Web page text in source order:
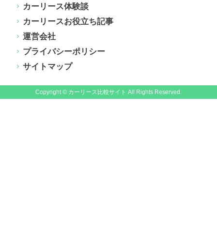
カーリース体験談
カーリースお役立ち記事
運営会社
プライバシーポリシー
サイトマップ
Copyright © カーリース比較サイト All Rights Reserved.